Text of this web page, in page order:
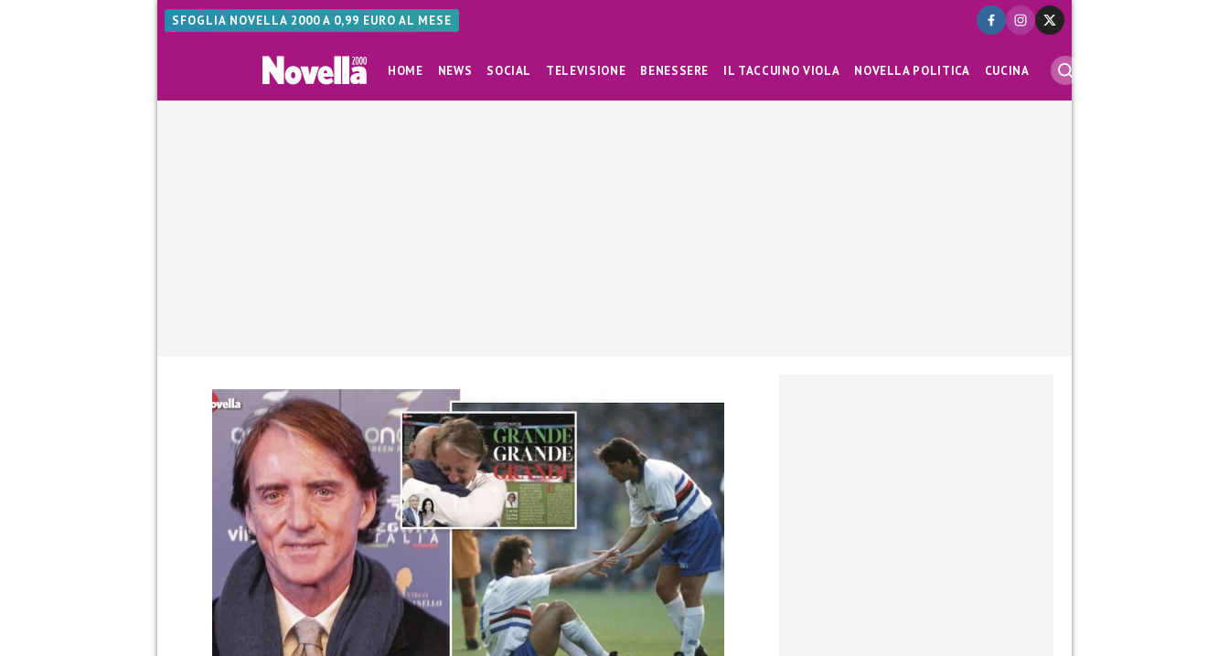
SFOGLIA NOVELLA 2000 A 0,99 EURO AL MESE
HOME NEWS SOCIAL TELEVISIONE BENESSERE IL TACCUINO VIOLA NOVELLA POLITICA CUCINA